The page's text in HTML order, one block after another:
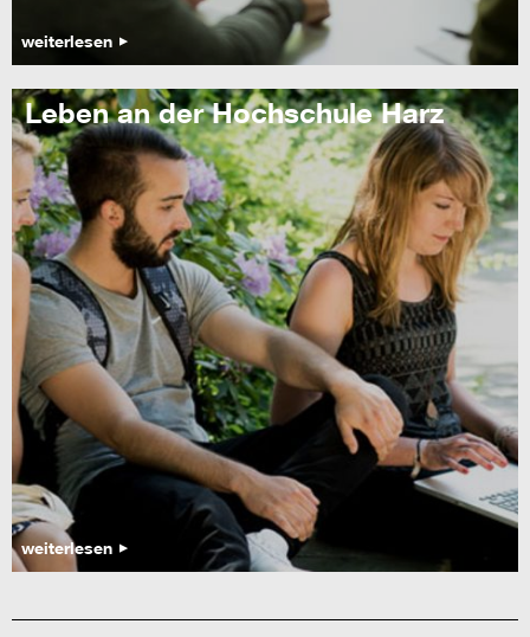
weiterlesen
Leben an der Hochschule Harz
weiterlesen